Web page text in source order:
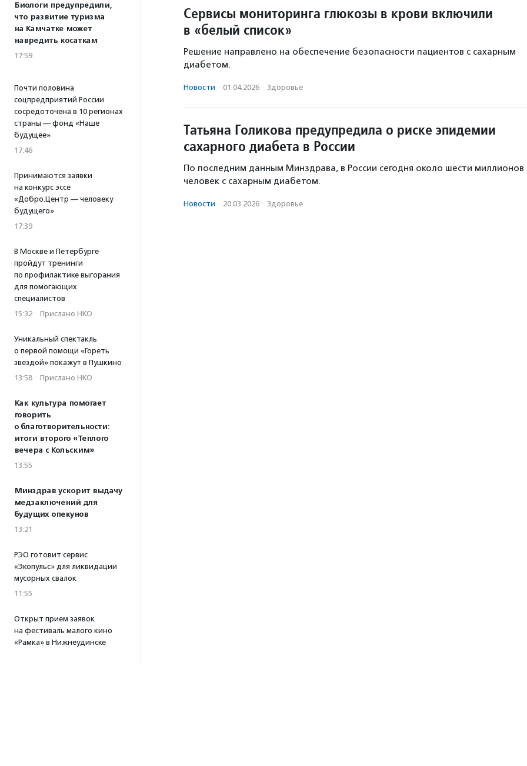
Биологи предупредили,
что развитие туризма
на Камчатке может
навредить косаткам
17:59
Почти половина
соцпредприятий России
сосредоточена в 10 регионах
страны — фонд «Наше
будущее»
17:46
Принимаются заявки
на конкурс эссе
«Добро.Центр — человеку
будущего»
17:39
В Москве и Петербурге
пройдут тренинги
по профилактике выгорания
для помогающих
специалистов
15:32 · Прислано НКО
Уникальный спектакль
о первой помощи «Гореть
звездой» покажут в Пушкино
13:58 · Прислано НКО
Как культура помогает
говорить
о благотворительности:
итоги второго «Теплого
вечера с Кольским»
13:55
Минздрав ускорит выдачу
медзаключений для
будущих опекунов
13:21
РЭО готовит сервис
«Экопульс» для ликвидации
мусорных свалок
11:55
Открыт прием заявок
на фестиваль малого кино
«Рамка» в Нижнеудинске
Сервисы мониторинга глюкозы в крови включили
в «белый список»
Решение направлено на обеспечение безопасности пациентов с сахарным
диабетом.
Новости · 01.04.2026 · Здоровье
Татьяна Голикова предупредила о риске эпидемии
сахарного диабета в России
По последним данным Минздрава, в России сегодня около шести миллионов
человек с сахарным диабетом.
Новости · 20.03.2026 · Здоровье